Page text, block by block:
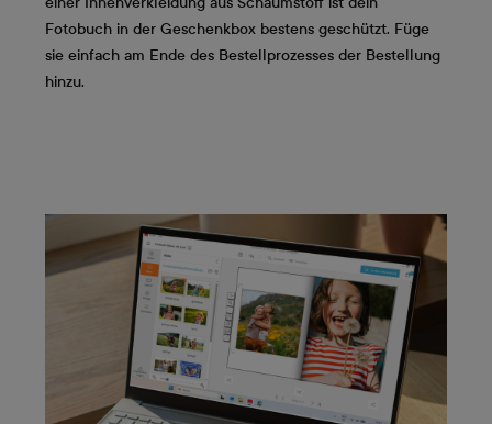
Fotobuch in der Geschenkbox bestens geschützt. Füge
sie einfach am Ende des Bestellprozesses der Bestellung
hinzu.